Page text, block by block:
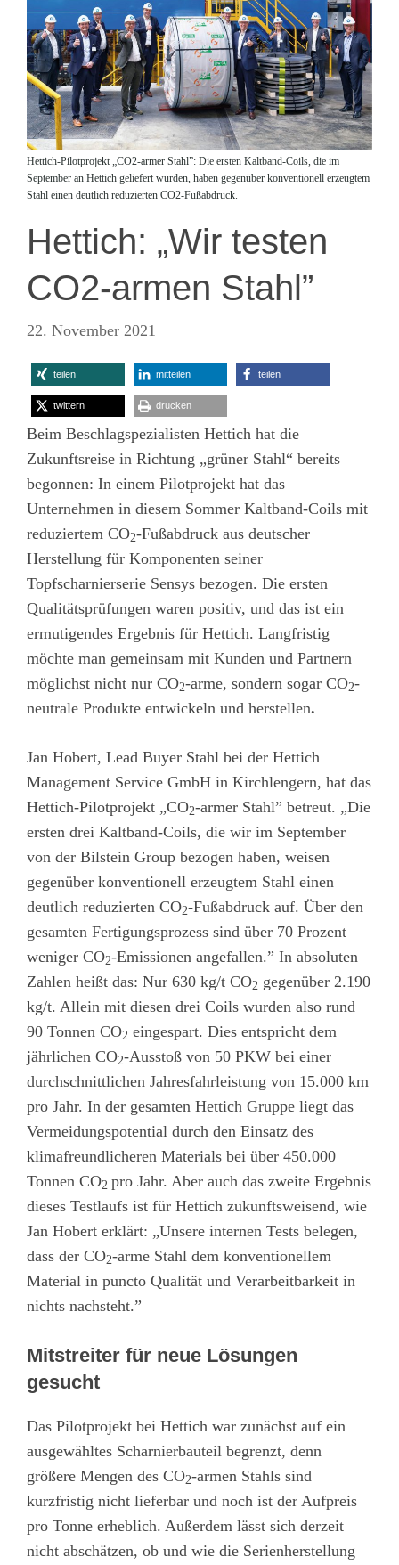
Hettich-Pilotprojekt „CO2-armer Stahl”: Die ersten Kaltband-Coils, die im
September an Hettich geliefert wurden, haben gegenüber konventionell erzeugtem
Stahl einen deutlich reduzierten CO2-Fußabdruck.
Hettich: „Wir testen
CO2-armen Stahl”
22. November 2021
teilen mitteilen teilen
twittern drucken
Beim Beschlagspezialisten Hettich hat die
Zukunftsreise in Richtung „grüner Stahl“ bereits
begonnen: In einem Pilotprojekt hat das
Unternehmen in diesem Sommer Kaltband-Coils mit
reduziertem CO2-Fußabdruck aus deutscher
Herstellung für Komponenten seiner
Topfscharnierserie Sensys bezogen. Die ersten
Qualitätsprüfungen waren positiv, und das ist ein
ermutigendes Ergebnis für Hettich. Langfristig
möchte man gemeinsam mit Kunden und Partnern
möglichst nicht nur CO2-arme, sondern sogar CO2-
neutrale Produkte entwickeln und herstellen.
Jan Hobert, Lead Buyer Stahl bei der Hettich
Management Service GmbH in Kirchlengern, hat das
Hettich-Pilotprojekt „CO2-armer Stahl” betreut. „Die
ersten drei Kaltband-Coils, die wir im September
von der Bilstein Group bezogen haben, weisen
gegenüber konventionell erzeugtem Stahl einen
deutlich reduzierten CO2-Fußabdruck auf. Über den
gesamten Fertigungsprozess sind über 70 Prozent
weniger CO2-Emissionen angefallen.” In absoluten
Zahlen heißt das: Nur 630 kg/t CO2 gegenüber 2.190
kg/t. Allein mit diesen drei Coils wurden also rund
90 Tonnen CO2 eingespart. Dies entspricht dem
jährlichen CO2-Ausstoß von 50 PKW bei einer
durchschnittlichen Jahresfahrleistung von 15.000 km
pro Jahr. In der gesamten Hettich Gruppe liegt das
Vermeidungspotential durch den Einsatz des
klimafreundlicheren Materials bei über 450.000
Tonnen CO2 pro Jahr. Aber auch das zweite Ergebnis
dieses Testlaufs ist für Hettich zukunftsweisend, wie
Jan Hobert erklärt: „Unsere internen Tests belegen,
dass der CO2-arme Stahl dem konventionellem
Material in puncto Qualität und Verarbeitbarkeit in
nichts nachsteht.”
Mitstreiter für neue Lösungen
gesucht
Das Pilotprojekt bei Hettich war zunächst auf ein
ausgewähltes Scharnierbauteil begrenzt, denn
größere Mengen des CO2-armen Stahls sind
kurzfristig nicht lieferbar und noch ist der Aufpreis
pro Tonne erheblich. Außerdem lässt sich derzeit
nicht abschätzen, ob und wie die Serienherstellung